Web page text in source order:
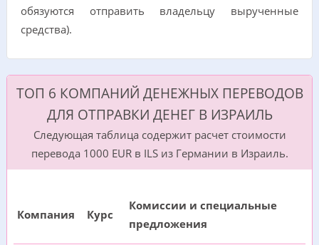
обязуются отправить владельцу вырученные
средства).
ТОП 6 КОМПАНИЙ ДЕНЕЖНЫХ ПЕРЕВОДОВ
ДЛЯ ОТПРАВКИ ДЕНЕГ В ИЗРАИЛЬ
Следующая таблица содержит расчет стоимости
перевода 1000 EUR в ILS из Германии в Израиль.
Компания Курс
Комиссии и специальные
предложения